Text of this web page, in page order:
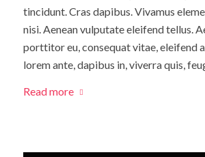
tincidunt. Cras dapibus. Vivamus
nisi. Aenean vulputate eleifend tellus.
porttitor eu, consequat vitae, eleifend
lorem ante, dapibus in, viverra quis,
Read more